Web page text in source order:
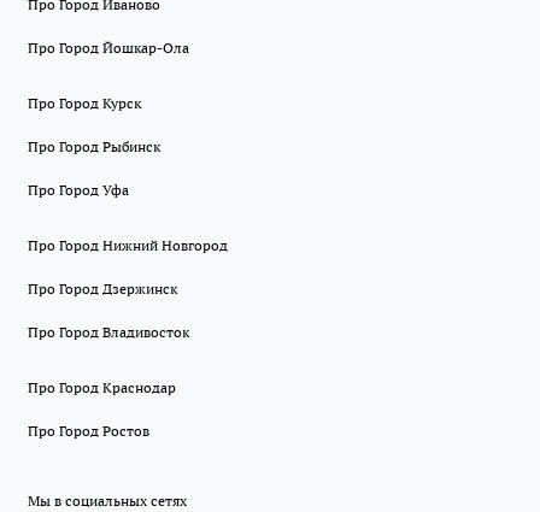
Про Город Иваново
Про Город Йошкар-Ола
Про Город Курск
Про Город Рыбинск
Про Город Уфа
Про Город Нижний Новгород
Про Город Дзержинск
Про Город Владивосток
Про Город Краснодар
Про Город Ростов
Мы в социальных сетях